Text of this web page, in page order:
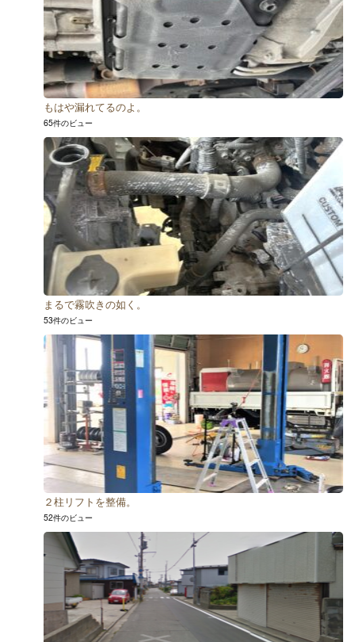
もはや漏れてるのよ。
65件のビュー
まるで霧吹きの如く。
53件のビュー
２柱リフトを整備。
52件のビュー